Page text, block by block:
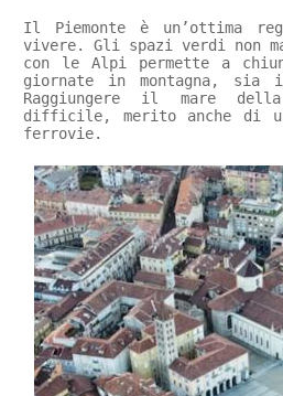
Il Piemonte è un’ottima
vivere. Gli spazi verdi non
con le Alpi permette a
giornate in montagna,
Raggiungere il mare
difficile, merito anche di
ferrovie.